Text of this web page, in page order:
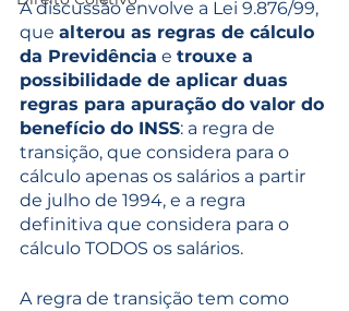
A discussão envolve a Lei 9.876/99,
que alterou as regras de cálculo
da Previdência e trouxe a
possibilidade de aplicar duas
regras para apuração do valor do
benefício do INSS: a regra de
transição, que considera para o
cálculo apenas os salários a partir
de julho de 1994, e a regra
definitiva que considera para o
cálculo TODOS os salários.
A regra de transição tem como